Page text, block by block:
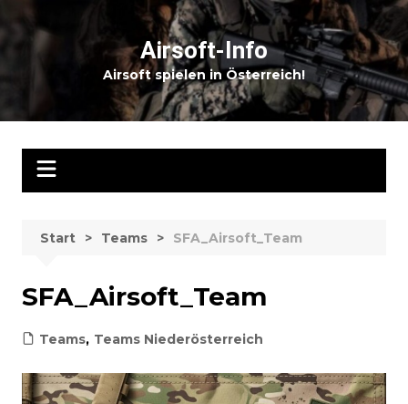
Inhalt
springen
Airsoft-Info
Airsoft spielen in Österreich!
Start Teams SFA_Airsoft_Team
SFA_Airsoft_Team
Teams, Teams Niederösterreich